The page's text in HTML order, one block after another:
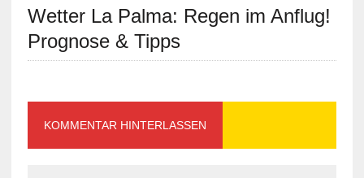
Wetter La Palma: Regen im Anflug!
Prognose & Tipps
KOMMENTAR HINTERLASSEN